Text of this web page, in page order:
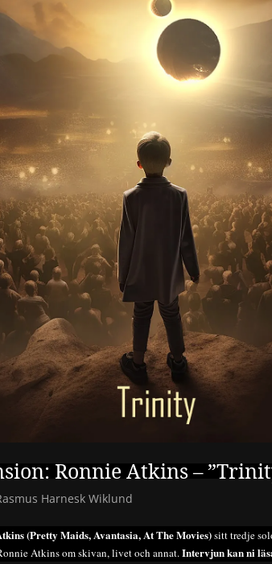
Ronnie Atkins –
Harnesk Wiklund
(Pretty Maids, Avantasia, At The Movies)sitt tredje
Atkins om skivan, livet och annat.Intervjun kan ni